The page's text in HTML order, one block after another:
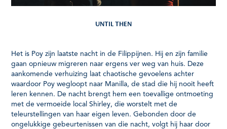
UNTIL THEN
Het is Poy zijn laatste nacht in de Filippijnen. Hij en zijn familie
gaan opnieuw migreren naar ergens ver weg van huis. Deze
aankomende verhuizing laat chaotische gevoelens achter
waardoor Poy wegloopt naar Manilla, de stad die hij nooit heeft
leren kennen. De nacht brengt hem een toevallige ontmoeting
met de vermoeide local Shirley, die worstelt met de
teleurstellingen van haar eigen leven. Gebonden door de
ongelukkige gebeurtenissen van die nacht, volgt hij haar door